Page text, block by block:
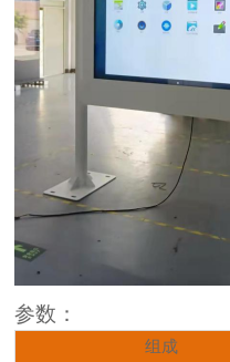
参数：
组成